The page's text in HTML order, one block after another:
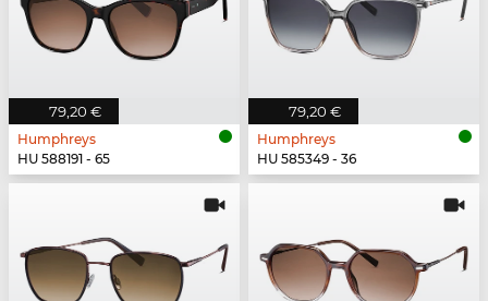
79,20 €
Humphreys
HU 588191 - 65
79,20 €
Humphreys
HU 585349 - 36